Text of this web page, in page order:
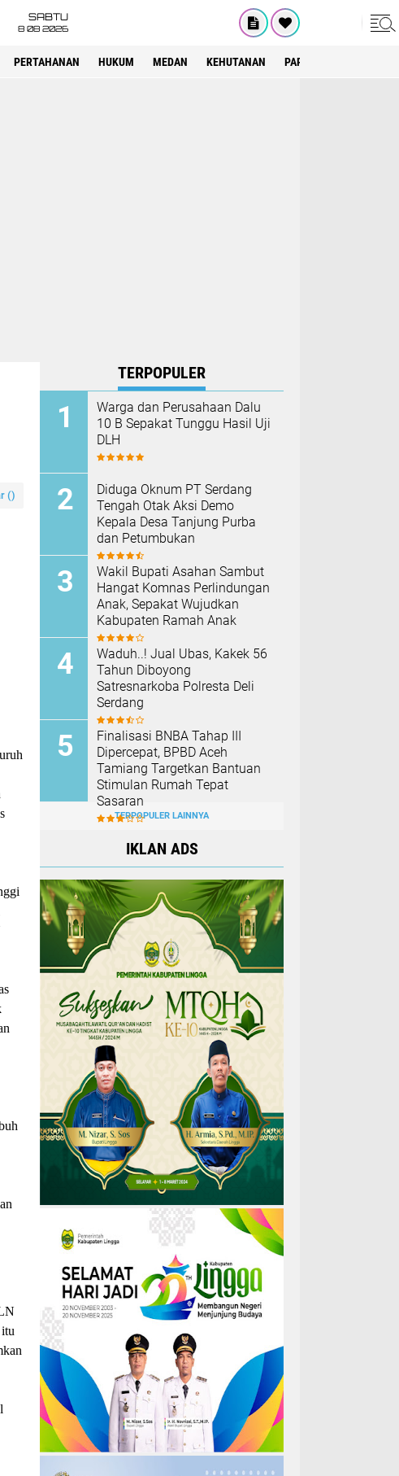
SABTU
8 08 2026
PERTAHANAN HUKUM MEDAN KEHUTANAN PARIWISATA
()
TERPOPULER
Warga dan Perusahaan Dalu
10 B Sepakat Tunggu Hasil Uji
DLH
Diduga Oknum PT Serdang
Tengah Otak Aksi Demo
Kepala Desa Tanjung Purba
dan Petumbukan
Wakil Bupati Asahan Sambut
Hangat Komnas Perlindungan
Anak, Sepakat Wujudkan
Kabupaten Ramah Anak
Waduh..! Jual Ubas, Kakek 56
Tahun Diboyong
Satresnarkoba Polresta Deli
Serdang
Finalisasi BNBA Tahap III
Dipercepat, BPBD Aceh
Tamiang Targetkan Bantuan
Stimulan Rumah Tepat
Sasaran
TERPOPULER LAINNYA
IKLAN ADS